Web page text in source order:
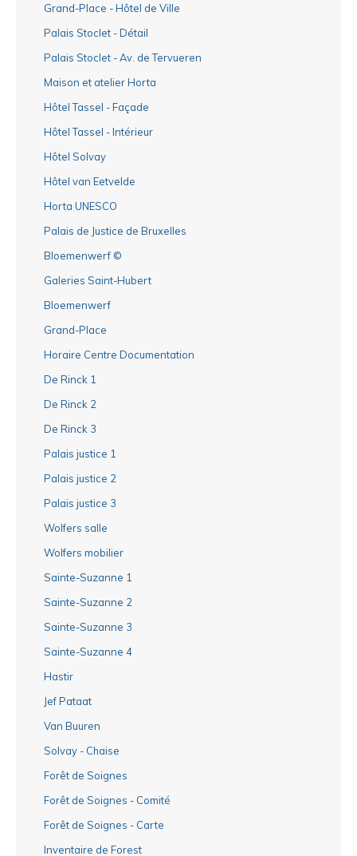
Grand-Place - Hôtel de Ville
Palais Stoclet - Détail
Palais Stoclet - Av. de Tervueren
Maison et atelier Horta
Hôtel Tassel - Façade
Hôtel Tassel - Intérieur
Hôtel Solvay
Hôtel van Eetvelde
Horta UNESCO
Palais de Justice de Bruxelles
Bloemenwerf ©
Galeries Saint-Hubert
Bloemenwerf
Grand-Place
Horaire Centre Documentation
De Rinck 1
De Rinck 2
De Rinck 3
Palais justice 1
Palais justice 2
Palais justice 3
Wolfers salle
Wolfers mobilier
Sainte-Suzanne 1
Sainte-Suzanne 2
Sainte-Suzanne 3
Sainte-Suzanne 4
Hastir
Jef Pataat
Van Buuren
Solvay - Chaise
Forêt de Soignes
Forêt de Soignes - Comité
Forêt de Soignes - Carte
Inventaire de Forest